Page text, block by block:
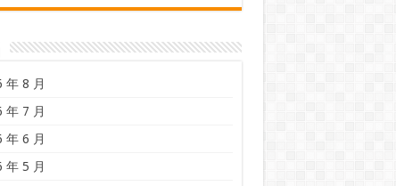
年 8 月
年 7 月
年 6 月
年 5 月